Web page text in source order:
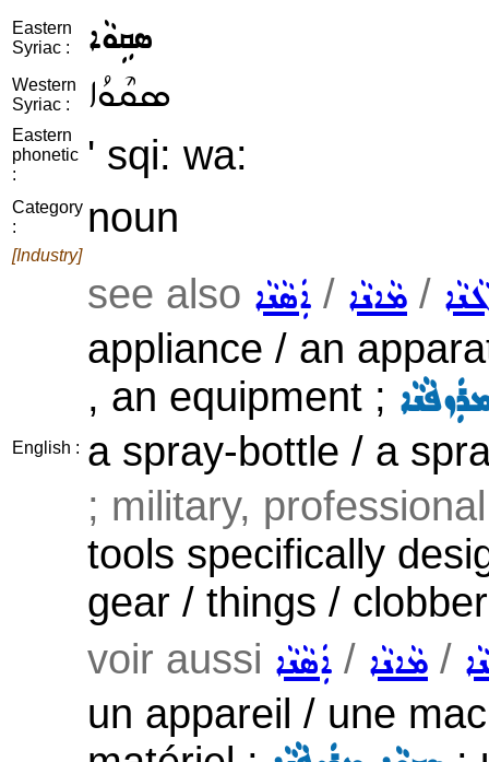
Eastern
Syriac :
ܣܩܹܘܵܐ
Western
Syriac :
ܣܩܶܘܳܐ
Eastern
phonetic
:
' sqi: wa:
Category
:
noun
[Industry]
English :
see also ܐܲܣܵܢܵܐ / ܡܵܐܢܵܐ /
appliance / an
, an equipment ;
a spray-bottle / a
; military,
tools specifically
gear / things /
voir aussi ܐܲܣܵܢܵܐ / ܡܵܐܢܵܐ /
un appareil / une